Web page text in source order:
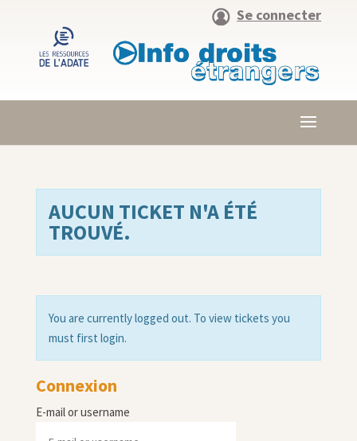
Se connecter
AUCUN TICKET N'A ÉTÉ
TROUVÉ.
You are currently logged out. To view tickets you
must first login.
Connexion
E-mail or username